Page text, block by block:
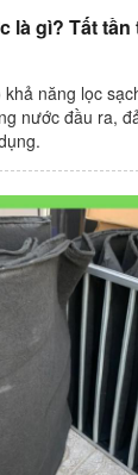
là gì? Tất
năng lọc
nước đầu ra,